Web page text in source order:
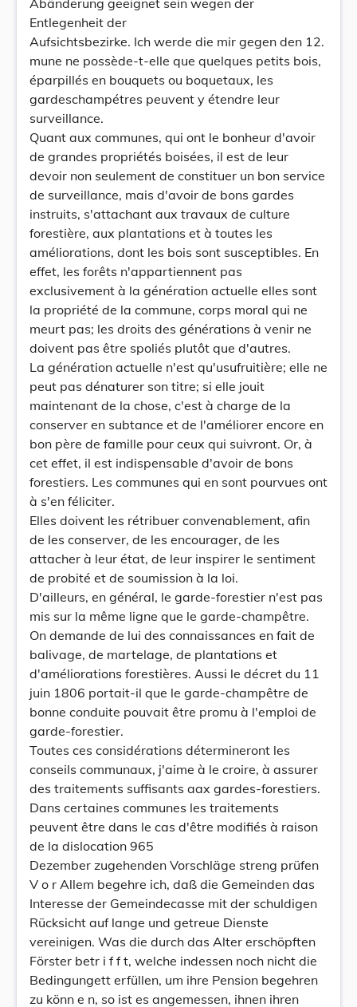
Abänderung geeignet sein wegen der
Entlegenheit der
Aufsichtsbezirke. Ich werde die mir gegen den 12.
mune ne possède-t-elle que quelques petits bois,
éparpillés en bouquets ou boquetaux, les
gardeschampétres peuvent y étendre leur
surveillance.
Quant aux communes, qui ont le bonheur d'avoir
de grandes propriétés boisées, il est de leur
devoir non seulement de constituer un bon service
de surveillance, mais d'avoir de bons gardes
instruits, s'attachant aux travaux de culture
forestière, aux plantations et à toutes les
améliorations, dont les bois sont susceptibles. En
effet, les forêts n'appartiennent pas
exclusivement à la génération actuelle elles sont
la propriété de la commune, corps moral qui ne
meurt pas; les droits des générations à venir ne
doivent pas être spoliés plutôt que d'autres.
La génération actuelle n'est qu'usufruitière; elle ne
peut pas dénaturer son titre; si elle jouit
maintenant de la chose, c'est à charge de la
conserver en subtance et de l'améliorer encore en
bon père de famille pour ceux qui suivront. Or, à
cet effet, il est indispensable d'avoir de bons
forestiers. Les communes qui en sont pourvues ont
à s'en féliciter.
Elles doivent les rétribuer convenablement, afin
de les conserver, de les encourager, de les
attacher à leur état, de leur inspirer le sentiment
de probité et de soumission à la loi.
D'ailleurs, en général, le garde-forestier n'est pas
mis sur la même ligne que le garde-champêtre.
On demande de lui des connaissances en fait de
balivage, de martelage, de plantations et
d'améliorations forestières. Aussi le décret du 11
juin 1806 portait-il que le garde-champêtre de
bonne conduite pouvait être promu à l'emploi de
garde-forestier.
Toutes ces considérations détermineront les
conseils communaux, j'aime à le croire, à assurer
des traitements suffisants aax gardes-forestiers.
Dans certaines communes les traitements
peuvent être dans le cas d'être modifiés à raison
de la dislocation 965
Dezember zugehenden Vorschläge streng prüfen
V o r Allem begehre ich, daß die Gemeinden das
Interesse der Gemeindecasse mit der schuldigen
Rücksicht auf lange und getreue Dienste
vereinigen. Was die durch das Alter erschöpften
Förster betr i f f t, welche indessen noch nicht die
Bedingungett erfüllen, um ihre Pension begehren
zu könn e n, so ist es angemessen, ihnen ihren